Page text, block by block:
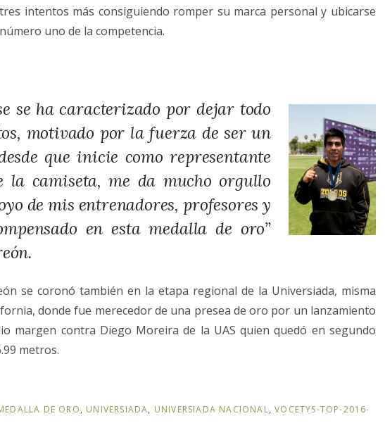
intentos más consiguiendo romper su marca personal y ubicarse
uno de la competencia.
se ha caracterizado por dejar todo
motivado por la fuerza de ser un
que inicie como representante
la camiseta, me da mucho orgullo
de mis entrenadores, profesores y
en esta medalla de oro”
se coronó también en la etapa regional de la Universiada, misma
donde fue merecedor de una presea de oro por un lanzamiento
margen contra Diego Moreira de la UAS quien quedó en segundo
metros.
DE ORO, UNIVERSIADA, UNIVERSIADA NACIONAL,VOCETYS-TOP-2016-